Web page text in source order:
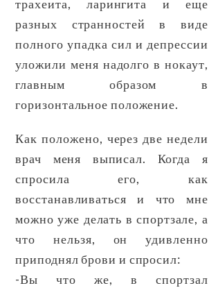
трахеита, ларингита и еще
разных странностей в виде
полного упадка сил и депрессии
уложили меня надолго в нокаут,
главным образом в
горизонтальное положение.
Как положено, через две недели
врач меня выписал. Когда я
спросила его, как
восстанавливаться и что мне
можно уже делать в спортзале, а
что нельзя, он удивленно
приподнял брови и спросил:
-Вы что же, в спортзал